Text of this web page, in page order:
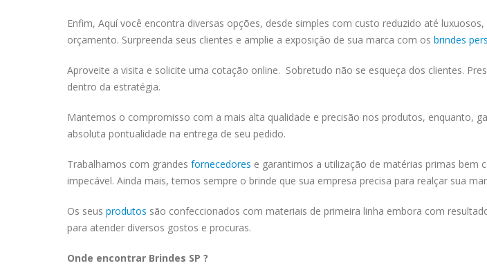
Enfim, Aquí você encontra diversas opções, desde simples com custo reduzido até
orçamento. Surpreenda seus clientes e amplie a exposição de sua marca com os brindes
Aproveite a visita e solicite uma cotação online. Sobretudo não se esqueça dos clientes.
dentro da estratégia.
Mantemos o compromisso com a mais alta qualidade e precisão nos produtos, enquanto,
absoluta pontualidade na entrega de seu pedido.
Trabalhamos com grandes fornecedores e garantimos a utilização de matérias primas bem
impecável. Ainda mais, temos sempre o brinde que sua empresa precisa para realçar sua
Os seus produtos são confeccionados com materiais de primeira linha embora com
para atender diversos gostos e procuras.
Onde encontrar Brindes SP ?